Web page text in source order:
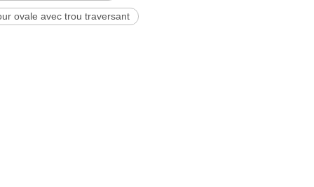
ovale avec trou traversant